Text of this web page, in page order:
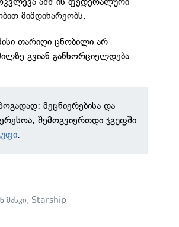
მიმდინარეობს.
თარიღი ცნობილი არ
გვიან განხორციელდება.
მეცნიერებისა და
შემოგვიერთდი ჯგუფში
.
მასკი, Starship